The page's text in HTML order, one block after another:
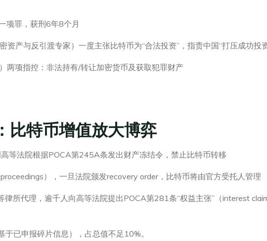
项罪，获刑6年8个月
产与反引渡专家）一度主张比特币为“合法投资”，指责中国“打压成功投
项指控：非法持有/转让加密货币及获取犯罪财产
比特币增值放大博弈
等法院根据POCA第245A条发出财产冻结令，禁止比特币转移
），一旦法院颁发recovery order，比特币将由官方受托人管理
所代理，逾千人向高等法院提出POCA第281条“权益主张”（interest
已申报碎片信息），占总值不足10%。